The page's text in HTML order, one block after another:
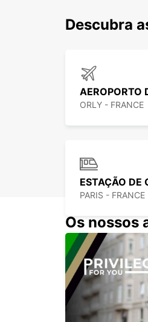
Descubra
AEROPORTO
ORLY - FRANCE
PARIS - FRANCE
PARIS - FRANCE
Os nossos